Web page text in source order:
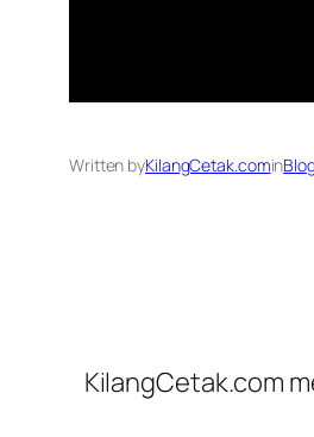
Written byKilangCetak.comin
KilangCetak.com